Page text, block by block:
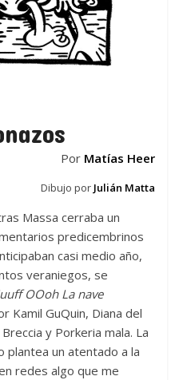
Por Matías Heer
Dibujo por Julián Matta
Massa cerraba un
predicembrinos
casi medio año,
veraniegos, se
OOoh La nave
Kamil GuQuin, Diana del
y Porkeria mala. La
plantea un atentado a la
redes algo que me